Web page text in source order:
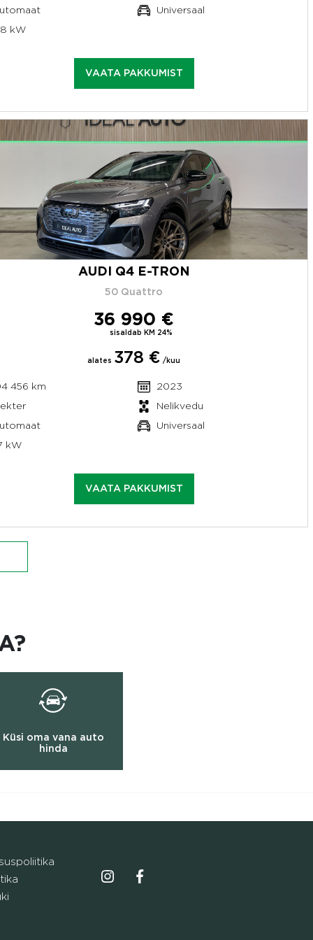
Universaal
kW
VAATA PAKKUMIST
AUDI Q4 E-TRON
50 Quattro
36 990 €
sisaldab KM 24%
alates 378 € /kuu
456 km
2023
Nelikvedu
Universaal
kW
VAATA PAKKUMIST
Küsi oma vana auto
hinda
Instagrammi ikoon